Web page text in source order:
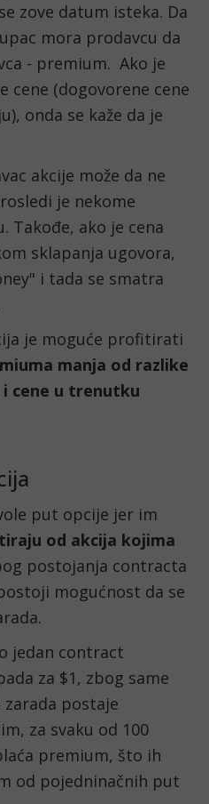
zove datum isteka. Da
mora prodavcu da
- premium.  Ako je
cene (dogovorene cene
onda se kaže da je
akcije može da ne
je nekome
Takođe, ako je cena
sklapanja ugovora,
i tada se smatra
manja od razlike
cene u trenutku
put opcije jer im
od akcija kojima
postojanja contracta
mogućnost da se
jedan contract
za $1, zbog same
postaje
za svaku od 100
premium, što ih
od pojedninačnih put